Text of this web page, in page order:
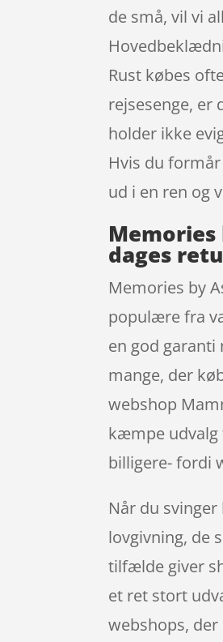
de små, vil vi
Rust købes
rejsesenge, er
holder ikke
Hvis du
ud i en ren og
Memories
dages
Memories by
populære fra
en god
mange, der
webshop
kæmpe udvalg
billigere- fordi
Når du
lovgivning, de
tilfælde giver
et ret stort
webshops,